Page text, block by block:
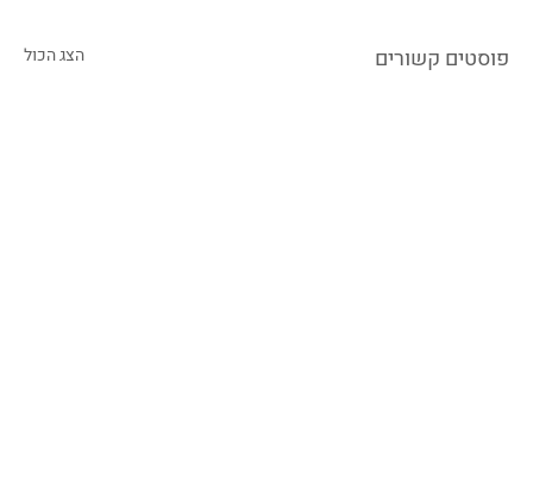
פוסטים קשורים הצג הכול